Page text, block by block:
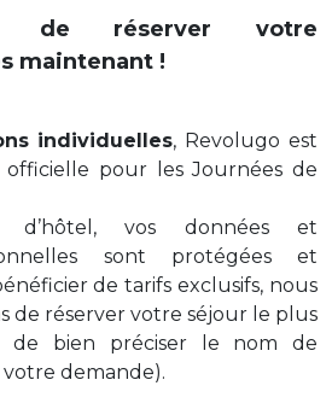
de réserver votre
maintenant !
individuelles, Revolugo est
officielle pour les Journées de
d’hôtel, vos données et
sont protégées et
de tarifs exclusifs, nous
de réserver votre séjour le plus
de bien préciser le nom de
demande).